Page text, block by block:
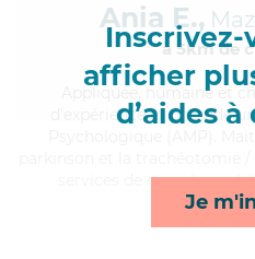
Inscrivez-
afficher
d’aides
Je
Ania E.,
à 5km de
, humaine et
d'expérience et possède
services de rappels,